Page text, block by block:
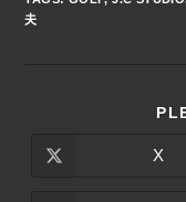
夫
X